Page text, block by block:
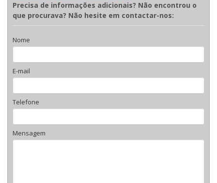
Precisa de informações adicionais? Não encontrou o
que procurava? Não hesite em contactar-nos:
Nome
E-mail
Telefone
Mensagem